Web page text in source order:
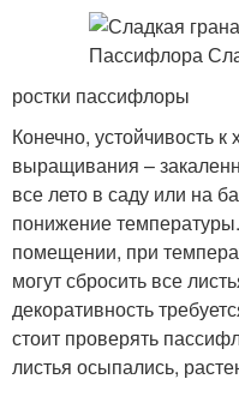
ростки пассифлоры
Конечно, устойчивость к
выращивания –
все лето в саду или на
понижение
помещении, при
могут сбросить все
декоративность
стоит проверять
листья осыпались,